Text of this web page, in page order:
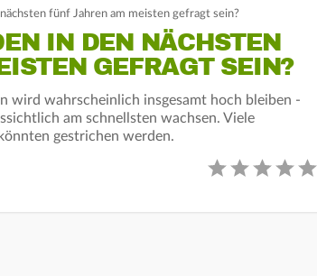
fünf Jahren am meisten gefragt sein?
IN DEN NÄCHSTEN
GEFRAGT SEIN?
wird wahrscheinlich insgesamt hoch bleiben -
am schnellsten wachsen. Viele
gestrichen werden.